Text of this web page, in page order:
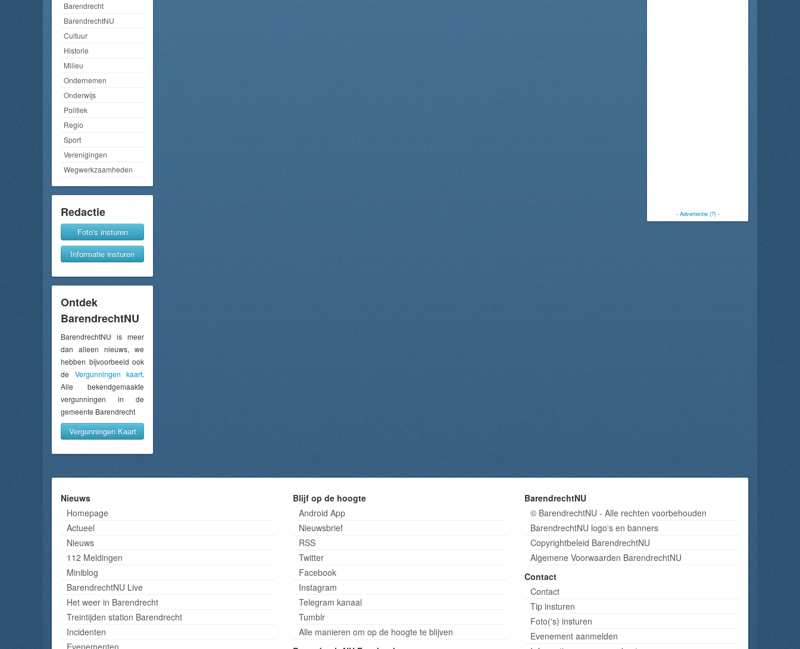
Barendrecht
BarendrechtNU
Cultuur
Historie
Milieu
Ondernemen
Onderwijs
Politiek
Regio
Sport
Verenigingen
Wegwerkzaamheden
Redactie
Foto's insturen
Informatie insturen
Ontdek
BarendrechtNU
BarendrechtNU is meer
dan alleen nieuws, we
hebben bijvoorbeeld ook
de Vergunningen kaart.
Alle bekendgemaakte
vergunningen in de
gemeente Barendrecht
Vergunningen Kaart
- Advertentie (?)-
Nieuws
Homepage
Actueel
Nieuws
112 Meldingen
Miniblog
BarendrechtNU Live
Het weer in Barendrecht
Treintijden station Barendrecht
Incidenten
Blijf op de hoogte
Android App
Nieuwsbrief
RSS
Twitter
Facebook
Instagram
Telegram kanaal
Tumblr
Alle manieren om op de hoogte te blijven
BarendrechtNU
© BarendrechtNU - Alle rechten voorbehouden
BarendrechtNU logo's en banners
Copyrightbeleid BarendrechtNU
Algemene Voorwaarden BarendrechtNU
Contact
Contact
Tip insturen
Foto('s) insturen
Evenement aanmelden